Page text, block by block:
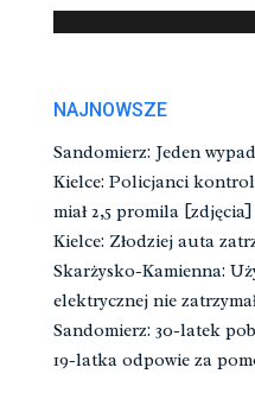
NAJNOWSZE
Sandomierz: Jeden
Kielce: Policjanci
miał 2,5 promila [zdjęcia]
Kielce: Złodziej auta
Skarżysko-Kamienna:
elektrycznej nie
Sandomierz: 30-latek
19-latka odpowie za